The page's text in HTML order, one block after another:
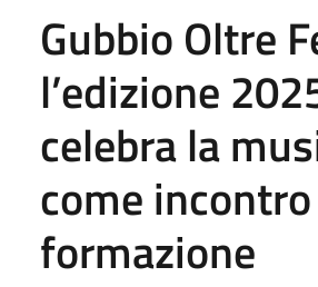
Gubbio Oltre
l’edizione
celebra la
come
formazione